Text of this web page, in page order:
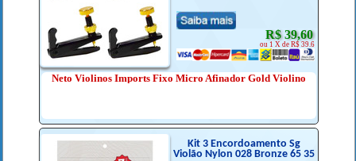
R$ 39,60
ou 1 X de R$ 39.6
Neto Violinos Imports Fixo Micro Afinador Gold Violino
Kit 3 Encordoamento Sg
Violão Nylon 028 Bronze 65 35